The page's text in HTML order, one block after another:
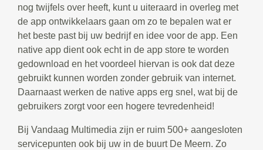
nog twijfels over heeft, kunt u uiteraard in overleg met
de app ontwikkelaars gaan om zo te bepalen wat er
het beste past bij uw bedrijf en idee voor de app. Een
native app dient ook echt in de app store te worden
gedownload en het voordeel hiervan is ook dat deze
gebruikt kunnen worden zonder gebruik van internet.
Daarnaast werken de native apps erg snel, wat bij de
gebruikers zorgt voor een hogere tevredenheid!
Bij Vandaag Multimedia zijn er ruim 500+ aangesloten
servicepunten ook bij uw in de buurt De Meern. Zo